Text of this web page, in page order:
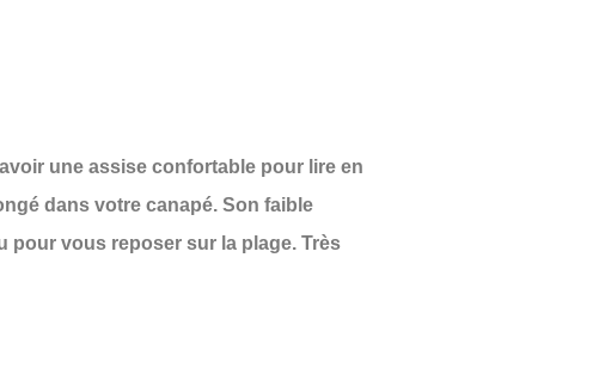
une assise confortable pour lire en
dans votre canapé. Son faible
pour vous reposer sur la plage. Très